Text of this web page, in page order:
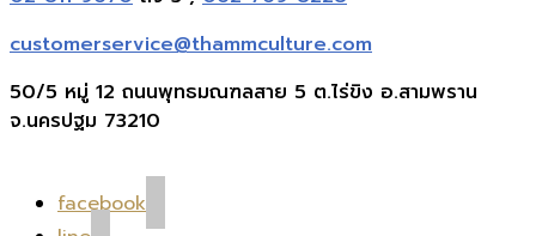
customerservice@thammculture.com
50/5 หมู่ 12 ถนนพุทธมณฑลสาย 5 ต.ไร่ขิง อ.สามพราน
จ.นครปฐม 73210
facebook